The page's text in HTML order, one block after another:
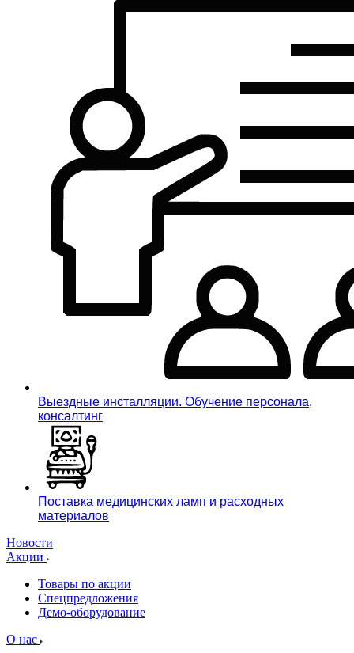
Выездные инсталляции. Обучение персонала,
консалтинг
Поставка медицинских ламп и расходных
материалов
Новости
Акции
Товары по акции
Спецпредложения
Демо-оборудование
О нас